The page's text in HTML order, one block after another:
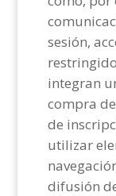
sesión,
integran
compra
de
utilizar
difusión